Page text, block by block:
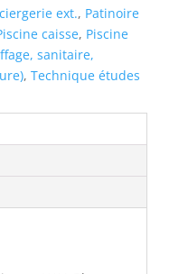
ext., Patinoire
caisse, Piscine
sanitaire,
, Technique études